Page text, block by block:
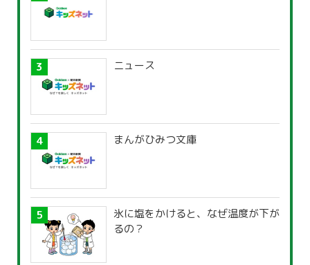
ニュース
まんがひみつ文庫
氷に塩をかけると、なぜ温度が下が
るの？